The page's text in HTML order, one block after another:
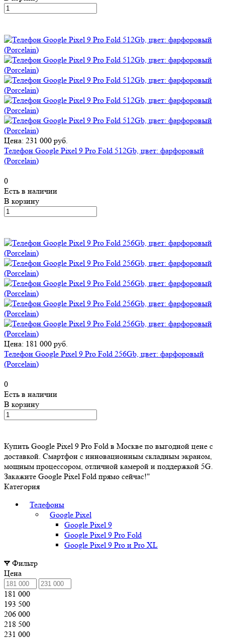
Цена: 231 000 руб.
Телефон Google Pixel 9 Pro Fold 512Gb, цвет: фарфоровый
(Porcelain)
0
Есть в наличии
В корзину
Цена: 181 000 руб.
Телефон Google Pixel 9 Pro Fold 256Gb, цвет: фарфоровый
(Porcelain)
0
Есть в наличии
В корзину
Купить Google Pixel 9 Pro Fold в Москве по выгодной цене с
доставкой. Смартфон с инновационным складным экраном,
мощным процессором, отличной камерой и поддержкой 5G.
Закажите Google Pixel Fold прямо сейчас!"
Категория
Телефоны
Google Pixel
Google Pixel 9
Google Pixel 9 Pro Fold
Google Pixel 9 Pro и Pro XL
Фильтр
Цена
181 000
193 500
206 000
218 500
231 000